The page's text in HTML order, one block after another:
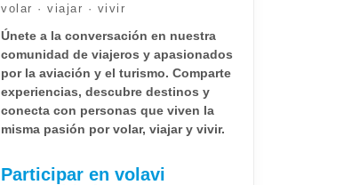
volar · viajar · vivir
Únete a la conversación en nuestra
comunidad de viajeros y apasionados
por la aviación y el turismo. Comparte
experiencias, descubre destinos y
conecta con personas que viven la
misma pasión por volar, viajar y vivir.
Participar en volavi